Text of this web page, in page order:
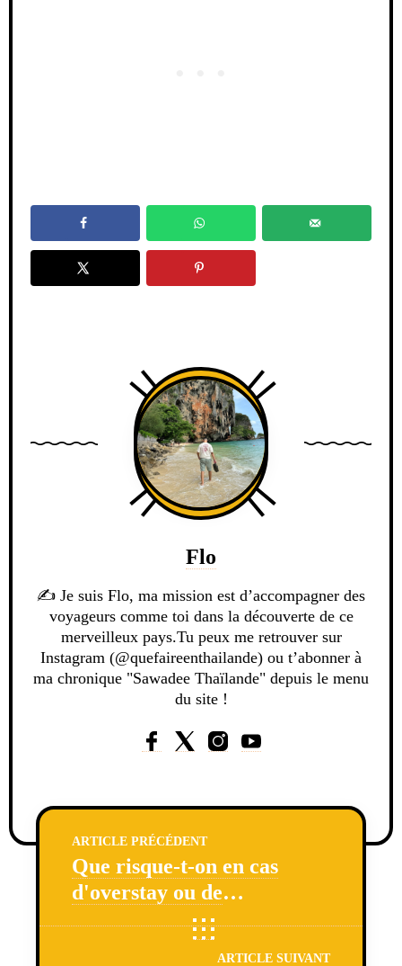
Flo
✍️ Je suis Flo, ma mission est d’accompagner des
voyageurs comme toi dans la découverte de ce
merveilleux pays.Tu peux me retrouver sur
Instagram (@quefaireenthailande) ou t’abonner à
ma chronique "Sawadee Thaïlande" depuis le menu
du site !
ARTICLE PRÉCÉDENT
Que risque-t-on en cas
d'overstay ou de
dépassement de la durée
visa en Thaïlande ?
ARTICLE SUIVANT